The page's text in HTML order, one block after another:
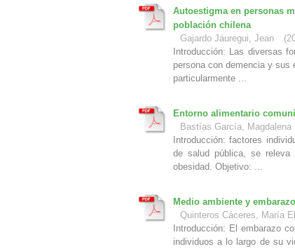
Autoestigma en personas
población chilena
Gajardo Jáuregui, Jean
(
Introducción: Las diversas
persona con demencia y sus
particularmente ...
Entorno alimentario
Bastías García, Magdalena
Introducción: factores
de salud pública, se releva
obesidad. Objetivo: ...
Medio ambiente y
Quinteros Cáceres, María
Introducción: El embarazo
individuos a lo largo de su